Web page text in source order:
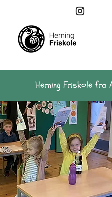
Herning Friskole fra